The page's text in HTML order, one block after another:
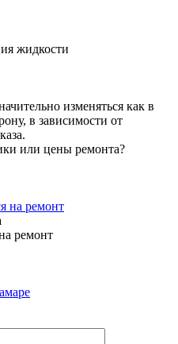
жидкости
изменяться как в
в зависимости от
или цены ремонта?
на ремонт
ремонт